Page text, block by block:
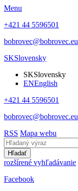
Menu
+421 44 5596501
bobrovec@bobrovec.eu
SKSlovensky
SKSlovensky
ENEnglish
+421 44 5596501
bobrovec@bobrovec.eu
RSS Mapa webu
Hľadať
rozšírené vyhľadávanie
Facebook